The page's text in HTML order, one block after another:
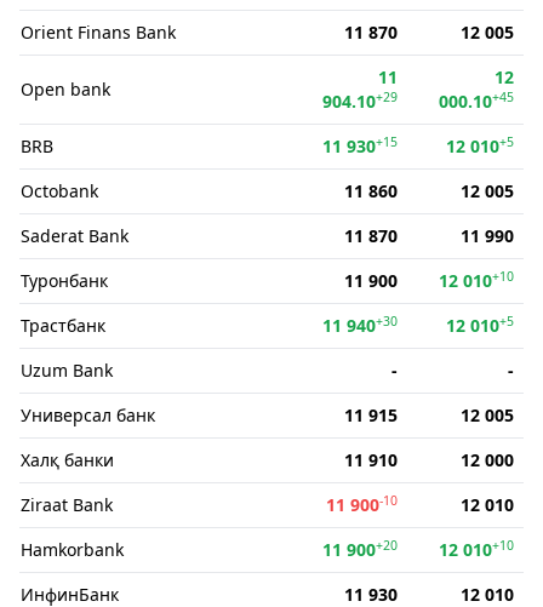
Orient Finans Bank 11 870 12 005
Open bank
11
904.10+29
12
000.10+45
BRB 11 930+15 12 010+5
Octobank 11 860
12 005
Saderat Bank
11 870
11 990
Туронбанк
11 900 12 010+10
Трастбанк 11 940+30 12 010+5
Uzum Bank -
-
Универсал банк
11 915
12 005
Халқ банки
11 910
12 000
Ziraat Bank
11 900-10
12 010
Hamkorbank
11 900+20 12 010+10
ИнфинБанк 11 930
12 010